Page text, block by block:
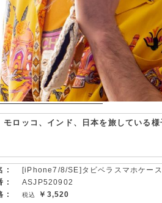
ロッコ、インド、日本を旅している
:
[iPhone7/8/SE]タビベラスマホケース
:
ASJP520902
:
￥3,520